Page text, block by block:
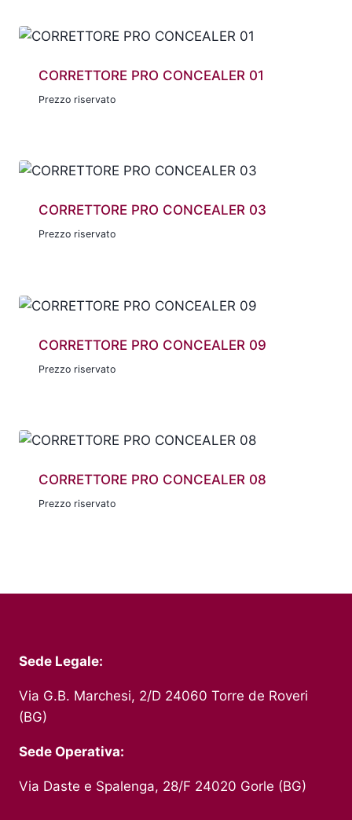
CORRETTORE PRO CONCEALER 01
Prezzo riservato
CORRETTORE PRO CONCEALER 03
Prezzo riservato
CORRETTORE PRO CONCEALER 09
Prezzo riservato
CORRETTORE PRO CONCEALER 08
Prezzo riservato
Sede Legale:
Via G.B. Marchesi, 2/D 24060 Torre de Roveri
(BG)
Sede Operativa:
Via Daste e Spalenga, 28/F 24020 Gorle (BG)